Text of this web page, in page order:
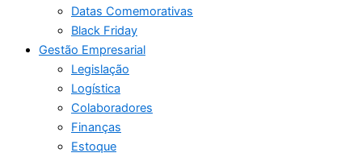
Datas Comemorativas
Black Friday
Gestão Empresarial
Legislação
Logística
Colaboradores
Finanças
Estoque